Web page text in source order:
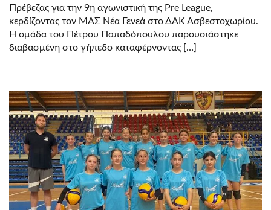
Πρέβεζας για την 9η αγωνιστική της Pre League,
κερδίζοντας τον ΜΑΣ Νέα Γενεά στο ΔΑΚ Ασβεστοχωρίου.
Η ομάδα του Πέτρου Παπαδόπουλου παρουσιάστηκε
διαβασμένη στο γήπεδο καταφέρνοντας […]